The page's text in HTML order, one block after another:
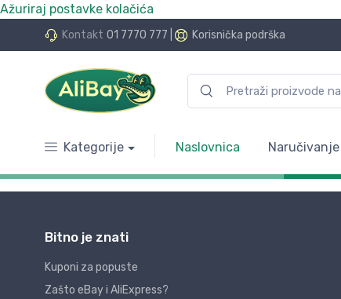
Ažuriraj postavke kolačića
Kontakt 01 7770 777 Korisnička podrška
Kategorije Naslovnica Naručivanje
Bitno je znati
Kuponi za popuste
Zašto eBay i AliExpress?